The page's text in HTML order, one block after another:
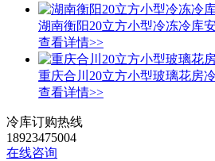
湖南衡阳20立方小型冷冻冷库
查看详情>>
重庆合川20立方小型玻璃花房
查看详情>>
冷库订购热线
18923475004
在线咨询